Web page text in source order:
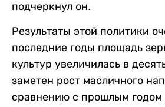
подчеркнул он.
Результаты этой политики
последние годы площадь
культур увеличилась в
заметен рост масличного
сравнению с прошлым годом